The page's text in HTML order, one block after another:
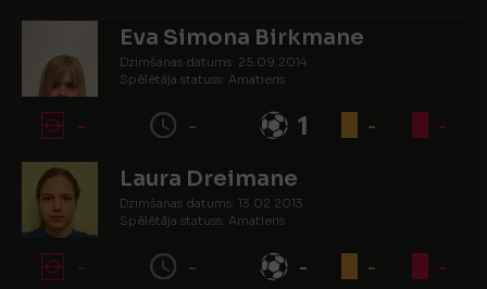
Eva Simona Birkmane
Dzimšanas datums: 25.09.2014.
Spēlētāja statuss: Amatieris
- - 1 - -
Laura Dreimane
Dzimšanas datums: 13.02.2013.
Spēlētāja statuss: Amatieris
- - - - -